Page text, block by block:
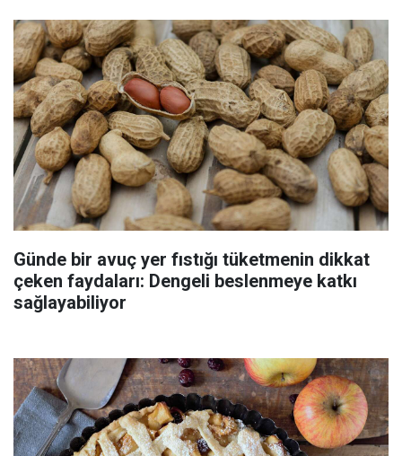
Günde bir avuç yer fıstığı tüketmenin dikkat
çeken faydaları: Dengeli beslenmeye katkı
sağlayabiliyor